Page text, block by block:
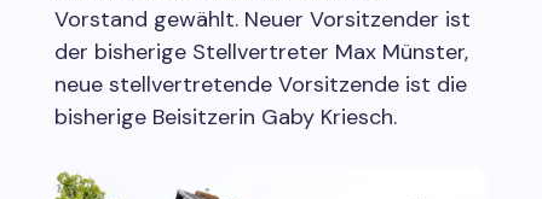
Vorstand gewählt. Neuer Vorsitzender ist
der bisherige Stellvertreter Max Münster,
neue stellvertretende Vorsitzende ist die
bisherige Beisitzerin Gaby Kriesch.